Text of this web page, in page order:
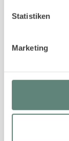
Statistiken
Marketing